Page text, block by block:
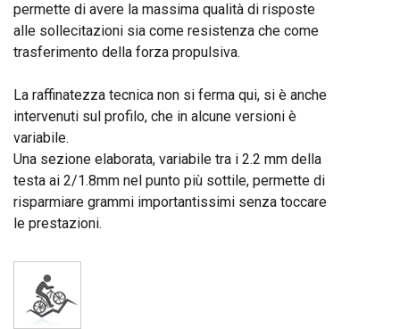
permette di avere la massima qualità di risposte
alle sollecitazioni sia come resistenza che come
trasferimento della forza propulsiva.
La raffinatezza tecnica non si ferma qui, si è anche
intervenuti sul profilo, che in alcune versioni è
variabile.
Una sezione elaborata, variabile tra i 2.2 mm della
testa ai 2/1.8mm nel punto più sottile, permette di
risparmiare grammi importantissimi senza toccare
le prestazioni.